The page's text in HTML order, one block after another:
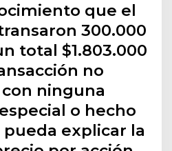
que el
300.000
total $1.803.000
no
ninguna
o hecho
explicar la